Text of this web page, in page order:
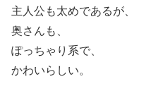
主人公も太めであるが、
奥さんも、
ぽっちゃり系で、
かわいらしい。